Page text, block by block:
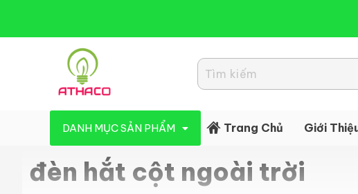
Đèn Led Athaco
Đèn Led giá rẻ
DANH MỤC SẢN PHẨM Trang Chủ Giới
đèn hắt cột ngoài trời